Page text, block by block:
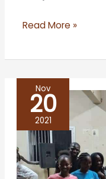
Read More »
Nov
20
2021
DAGANA,
MAGIE
DU
NON